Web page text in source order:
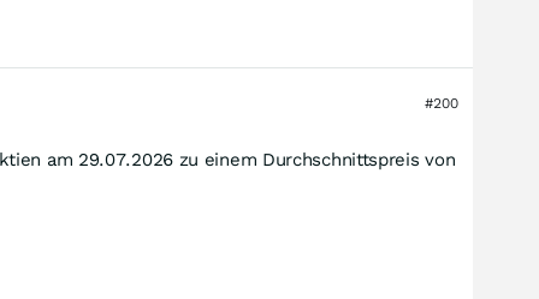
#200
am 29.07.2026 zu einem Durchschnittspreis von